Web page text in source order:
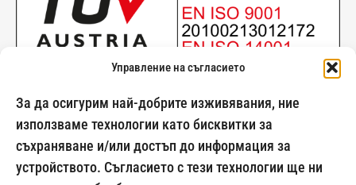
Управление на съгласието
За да осигурим най-добрите изживявания, ние
използваме технологии като бисквитки за
съхраняване и/или достъп до информация за
устройството. Съгласието с тези технологии ще ни
024500269